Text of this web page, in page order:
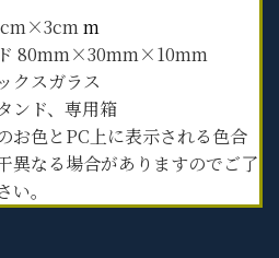
m
80mm×30mm×10mm
クスガラス
ンド、専用箱
お色とPC上に表示される色合
異なる場合がありますのでご了
い。